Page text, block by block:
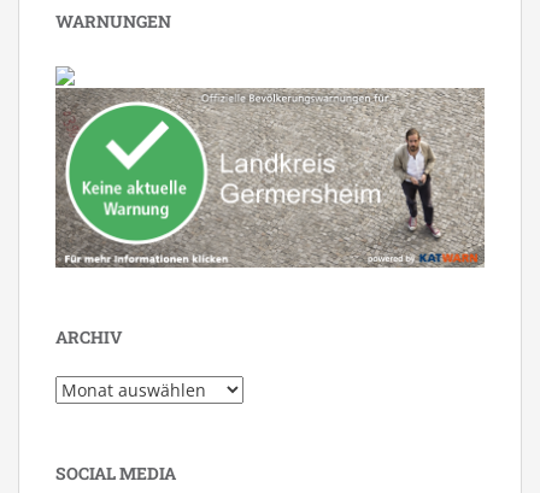
WARNUNGEN
ARCHIV
Archiv
SOCIAL MEDIA